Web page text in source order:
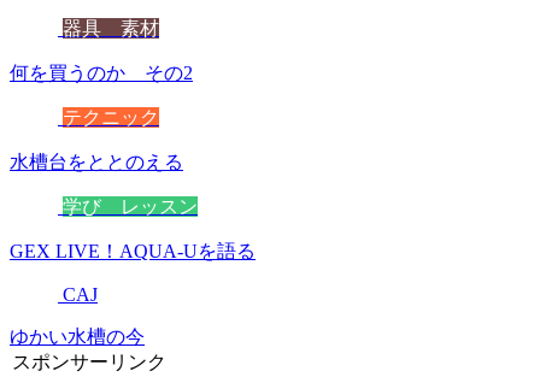
器具 素材
何を買うのか その2
テクニック
水槽台をととのえる
学び レッスン
GEX LIVE！AQUA-Uを語る
CAJ
ゆかい水槽の今
スポンサーリンク